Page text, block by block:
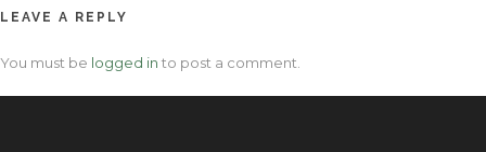
LEAVE A REPLY
You must be logged in to post a comment.